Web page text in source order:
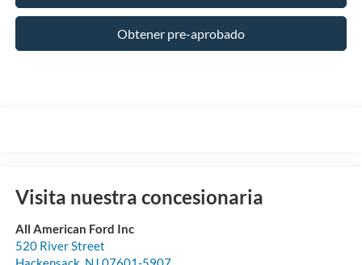
Obtener pre-aprobado
Visita nuestra concesionaria
All American Ford Inc
520 River Street